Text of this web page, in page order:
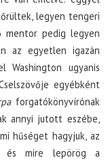
legyen tengeri
mentor pedig legyen
az egyetlen igazán
Washington ugyanis
egyébként
forgatókönyvírónak
annyi jutott eszébe,
hűséget hagyjuk, az
és mire lepörög a